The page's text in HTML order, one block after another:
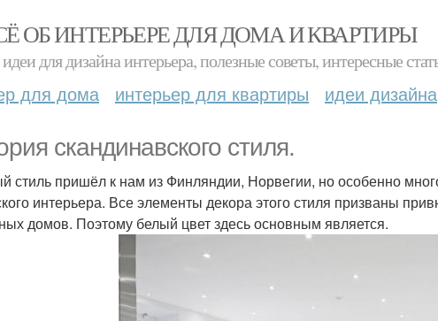
ОБ ИНТЕРЬЕРЕ ДЛЯ ДОМА И КВАРТИРЫ
для дизайна интерьера, полезные советы, интересные
для дома интерьер для квартиры идеи дизайна
скандинавского стиля.
стиль пришёл к нам из Финляндии, Норвегии, но особенно
интерьера. Все элементы декора этого стиля призваны
домов. Поэтому белый цвет здесь основным является.